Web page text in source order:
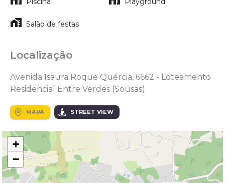
Salão de festas
Localização
Avenida Isaura Roque Quércia, 6662 - Loteamento
Residencial Entre Verdes (Sousas)
MAPA STREET VIEW
+
−